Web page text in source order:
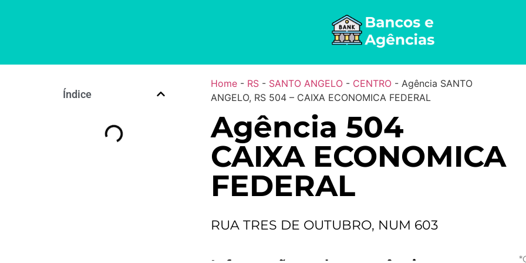
Índice
Home- RS- SANTO ANGELO- CENTRO- Agência SANTO
ANGELO, RS 504 – CAIXA ECONOMICA FEDERAL
Agência 504
CAIXA ECONOMICA
FEDERAL
RUA TRES DE OUTUBRO, NUM 603